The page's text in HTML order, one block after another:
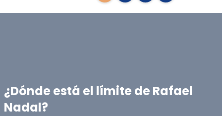
¿Dónde está el límite de Rafael
Nadal?